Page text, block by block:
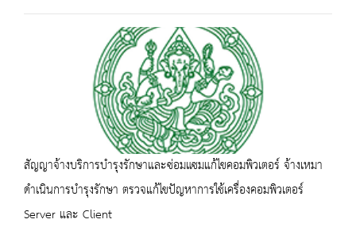
สัญญาจ้างบริการบำรุงรักษาและซ่อมแซมแก้ไขคอมพิวเตอร์ จ้างเหมา
ดำเนินการบำรุงรักษา ตรวจแก้ไขปัญหาการใช้เครื่องคอมพิวเตอร์
Server และ Client